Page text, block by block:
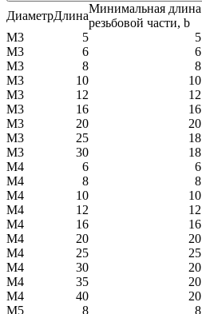
ДиаметрДлина
Минимальная длина
резьбовой части, b
М3
5
5
М3
6
6
М3
8
8
М3
10
10
М3
12
12
М3
16
16
М3
20
20
М3
25
18
М3
30
18
М4
6
6
М4
8
8
М4
10
10
М4
12
12
М4
16
16
М4
20
20
М4
25
25
М4
30
20
М4
35
20
М4
40
20
М5
8
8